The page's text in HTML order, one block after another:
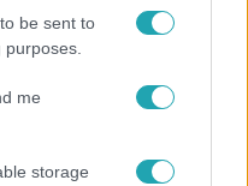
be sent to
me
storage
is –
a